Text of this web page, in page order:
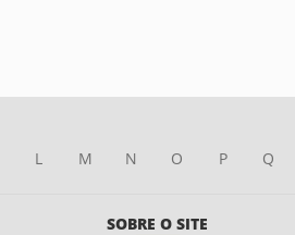
L M N O P Q
SOBRE O SITE